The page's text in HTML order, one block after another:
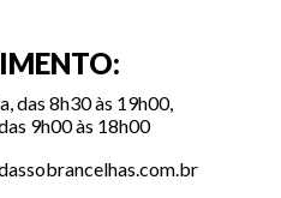
das 8h30 às 19h00,
9h00 às 18h00